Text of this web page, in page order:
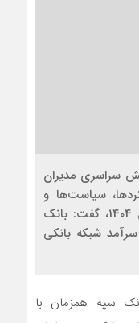
سراسری مدیران
سیاست‌ها و
برنامه‌های اجرایی نیمه نخست سال 1404، گفت: بانک
شبکه بانکی
سپه همزمان با